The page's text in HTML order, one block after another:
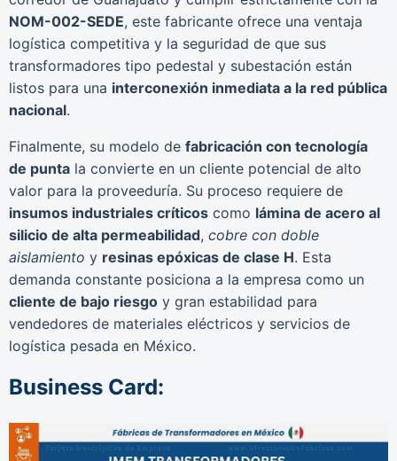
NOM-002-SEDE, este fabricante ofrece una ventaja
logística competitiva y la seguridad de que sus
transformadores tipo pedestal y subestación están
listos para una interconexión inmediata a la red pública
nacional.
Finalmente, su modelo de fabricación con tecnología
de punta la convierte en un cliente potencial de alto
valor para la proveeduría. Su proceso requiere de
insumos industriales críticos como lámina de acero al
silicio de alta permeabilidad, cobre con doble
aislamiento y resinas epóxicas de clase H. Esta
demanda constante posiciona a la empresa como un
cliente de bajo riesgo y gran estabilidad para
vendedores de materiales eléctricos y servicios de
logística pesada en México.
Business Card: